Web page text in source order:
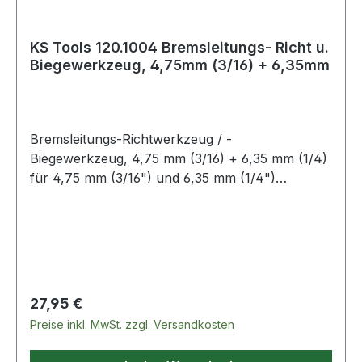
KS Tools 120.1004 Bremsleitungs- Richt u.
Biegewerkzeug, 4,75mm (3/16) + 6,35mm
Bremsleitungs-Richtwerkzeug / -
Biegewerkzeug, 4,75 mm (3/16) + 6,35 mm (1/4)
für 4,75 mm (3/16") und 6,35 mm (1/4")
Messing- und Weichstahlrohrefür 3 Dimensionen
ohne Austausch von Biegesegmentenmit T-Griff
für präzises, kontrolliertes Biegen von
RohrenSpezial-Werkzeugstahl Weitere Produkte
Regulärer Preis:
27,95 €
Preise inkl. MwSt. zzgl. Versandkosten